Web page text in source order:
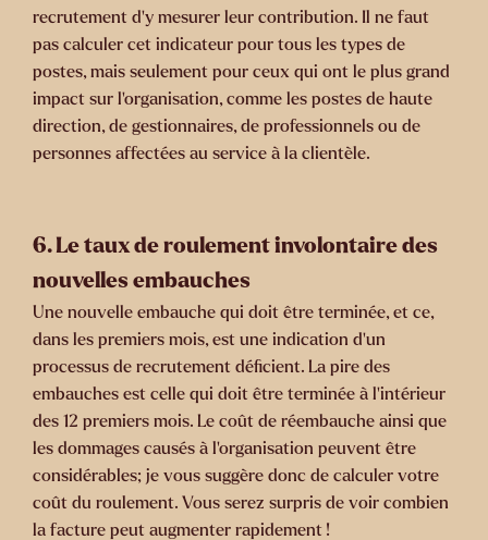
recrutement d’y mesurer leur contribution. Il ne faut
pas calculer cet indicateur pour tous les types de
postes, mais seulement pour ceux qui ont le plus grand
impact sur l’organisation, comme les postes de haute
direction, de gestionnaires, de professionnels ou de
personnes affectées au service à la clientèle.
6.Le taux de roulement involontaire des
nouvelles embauches
Une nouvelle embauche qui doit être terminée, et ce,
dans les premiers mois, est une indication d’un
processus de recrutement déficient. La pire des
embauches est celle qui doit être terminée à l’intérieur
des 12 premiers mois. Le coût de réembauche ainsi que
les dommages causés à l’organisation peuvent être
considérables; je vous suggère donc de calculer votre
coût du roulement. Vous serez surpris de voir combien
la facture peut augmenter rapidement !